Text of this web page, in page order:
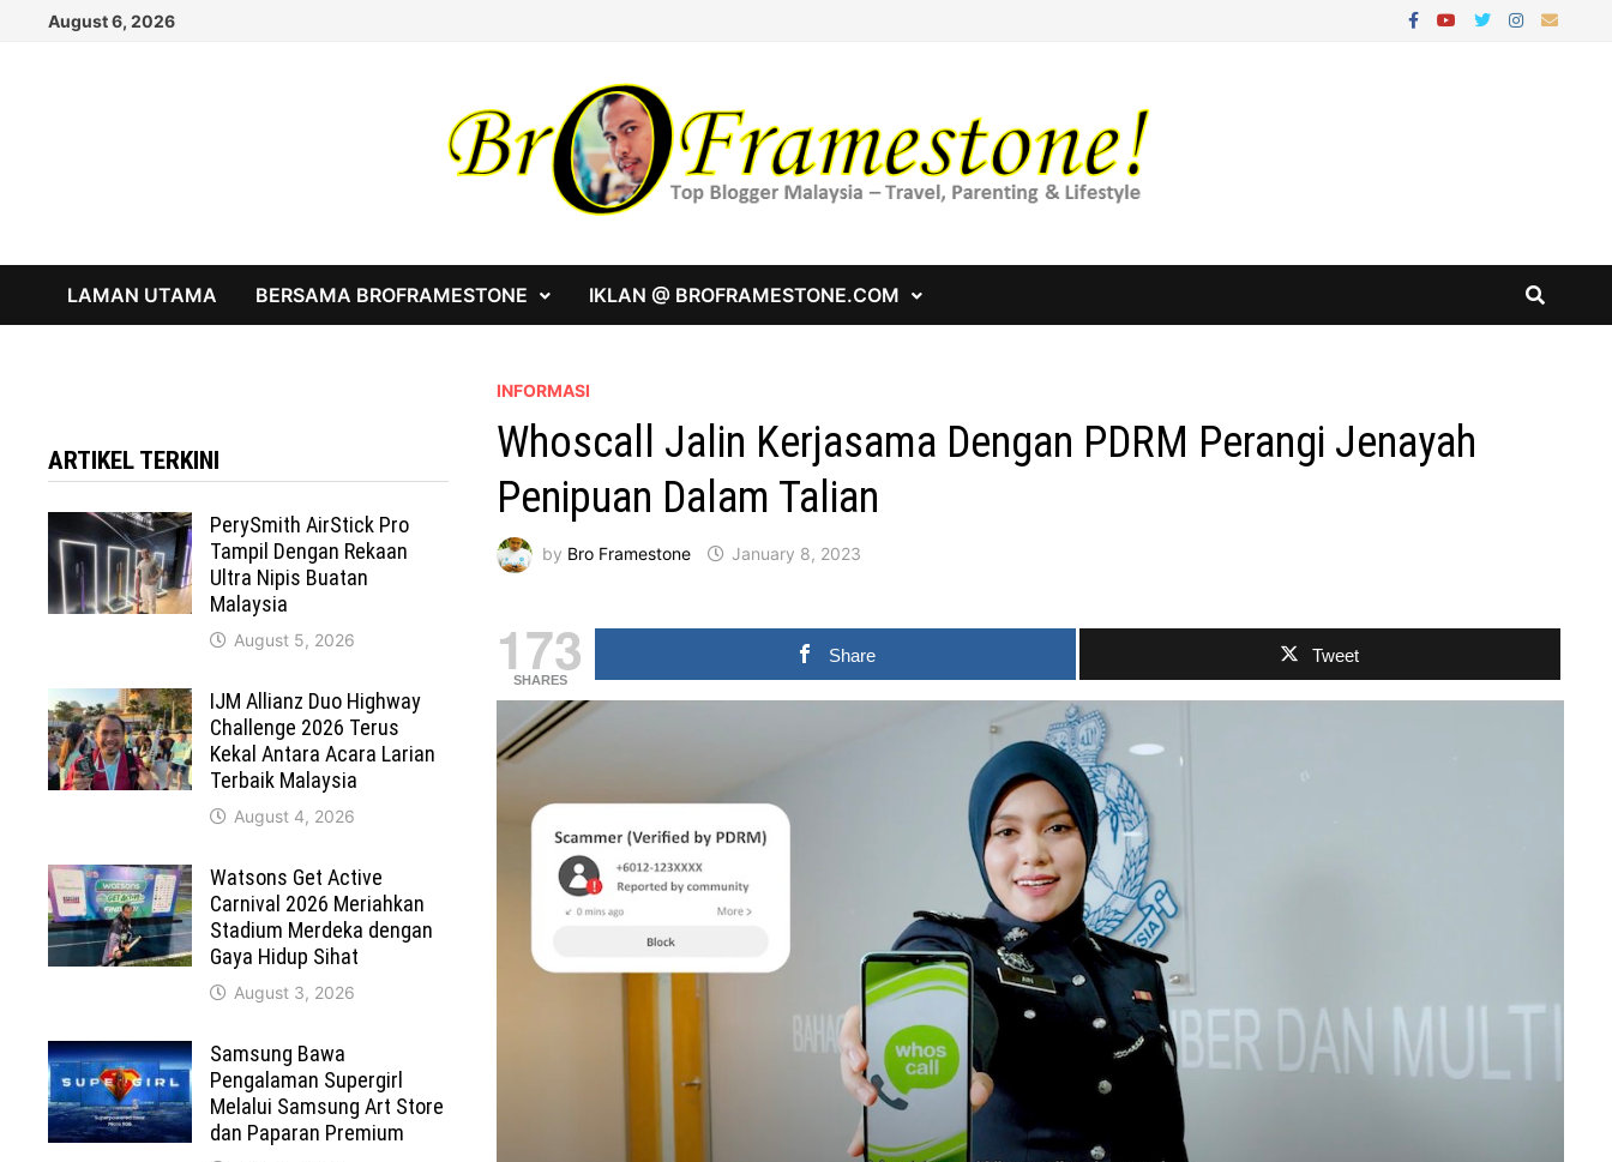
August 6, 2026
LAMAN UTAMA BERSAMA BROFRAMESTONE IKLAN @ BROFRAMESTONE.COM
INFORMASI
Whoscall Jalin Kerjasama Dengan PDRM Perangi Jenayah
Penipuan Dalam Talian
by Bro Framestone January 8, 2023
173
SHARES
Share Tweet
ARTIKEL TERKINI
PerySmith AirStick Pro
Tampil Dengan Rekaan
Ultra Nipis Buatan
Malaysia
August 5, 2026
IJM Allianz Duo Highway
Challenge 2026 Terus
Kekal Antara Acara Larian
Terbaik Malaysia
August 4, 2026
Watsons Get Active
Carnival 2026 Meriahkan
Stadium Merdeka dengan
Gaya Hidup Sihat
August 3, 2026
Samsung Bawa
Pengalaman Supergirl
Melalui Samsung Art Store
dan Paparan Premium